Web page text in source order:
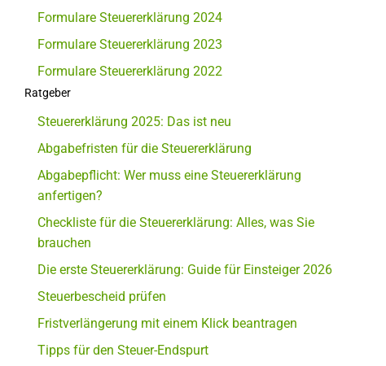
Formulare Steuererklärung 2024
Formulare Steuererklärung 2023
Formulare Steuererklärung 2022
Ratgeber
Steuererklärung 2025: Das ist neu
Abgabefristen für die Steuererklärung
Abgabepflicht: Wer muss eine Steuererklärung
anfertigen?
Checkliste für die Steuererklärung: Alles, was Sie
brauchen
Die erste Steuererklärung: Guide für Einsteiger 2026
Steuerbescheid prüfen
Fristverlängerung mit einem Klick beantragen
Tipps für den Steuer-Endspurt